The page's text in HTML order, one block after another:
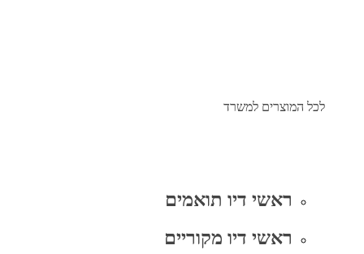
לכל המוצרים למשרד
ראשי דיו תואמים
ראשי דיו מקוריים